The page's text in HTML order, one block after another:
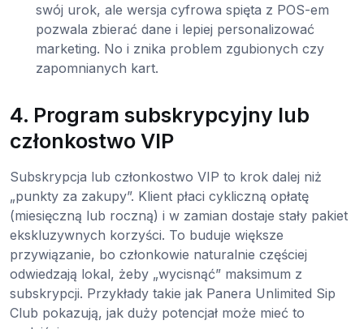
swój urok, ale wersja cyfrowa spięta z POS-em
pozwala zbierać dane i lepiej personalizować
marketing. No i znika problem zgubionych czy
zapomnianych kart.
4. Program subskrypcyjny lub
członkostwo VIP
Subskrypcja lub członkostwo VIP to krok dalej niż
„punkty za zakupy”. Klient płaci cykliczną opłatę
(miesięczną lub roczną) i w zamian dostaje stały pakiet
ekskluzywnych korzyści. To buduje większe
przywiązanie, bo członkowie naturalnie częściej
odwiedzają lokal, żeby „wycisnąć” maksimum z
subskrypcji. Przykłady takie jak Panera Unlimited Sip
Club pokazują, jak duży potencjał może mieć to